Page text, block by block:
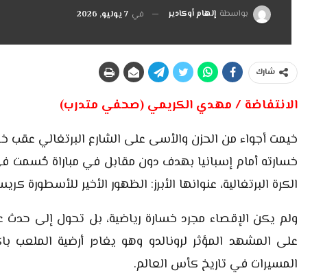
بواسطة إلهام أوكادير في 7 يوليو, 2026
شارك
الانتفاضة / مهدي الكريمي (صحفي متدرب)
خسارته أمام إسبانيا بهدف دون مقابل في مباراة حُسمت
الكرة البرتغالية، عنوانها الأبرز: الظهور الأخير للأسطورة
ولم يكن الإقصاء مجرد خسارة رياضية، بل تحول إلى حدث
على المشهد المؤثر لرونالدو وهو يغادر أرضية
المسيرات في تاريخ كأس العالم.